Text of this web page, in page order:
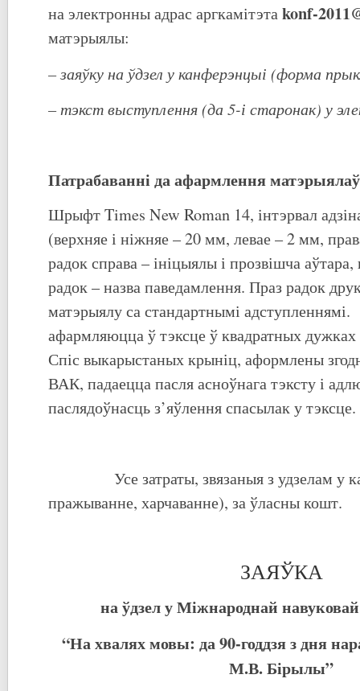
на электронны адрас аргкамітэтаkonf-2011
матэрыялы:
– заяўку наўдзел у канферэнцыі (форма
– тэкствыступлення(да 5-і старонак) у
Патрабаванні да афармлення
Шрыфт Times New Roman 14, інтэрвал
(верхняе і ніжняе – 20 мм, левае – 2 мм,
радок справа – ініцыялы і прозвішча
радок – назва паведамлення. Праз радок
матэрыялу са стандартнымі
афармляюцца ў тэксце ў квадратных
Спіс выкарыстаных крыніц, аформлены
ВАК, падаецца пасля асноўнага тэксту і
паслядоўнасць з’яўлення спасылак у тэксце.
Усе затраты, звязаныя з удзелам у
пражыванне, харчаванне), за ўласны кошт.
ЗАЯЎКА
наўдзелу Міжнароднай
“Нахвалях мовы: да 90-годдзя з дня
М.В. Бірылы”